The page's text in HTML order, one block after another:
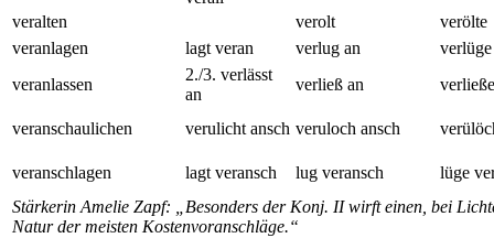
veralten
verolt
verölte
veranlagen
lagt veran verlug an
veranlassen
2./3. verlässt
an
verließ an
veranschaulichen verulicht ansch veruloch ansch
veranschlagen lagt veransch lug veransch
lüge
Stärkerin Amelie Zapf: „Besonders der Konj. II wirft einen, bei
Natur der meisten Kostenvoranschläge.“